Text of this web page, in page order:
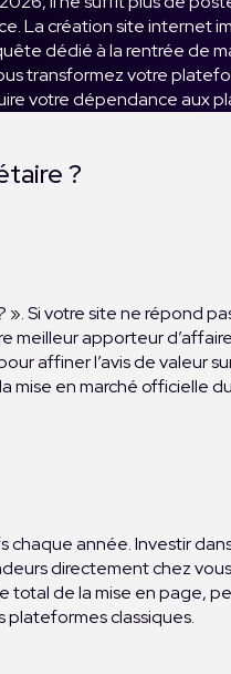
La création site internet
dédié à la rentrée
transformez votre
votre dépendance aux
?
Si votre site ne répond
apporteur
affiner l’avis de valeur
mise en marché officielle
année. Investir
directement chez
de la mise en page,
plateformes classiques.